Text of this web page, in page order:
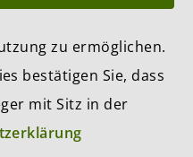
«FINANZPLÄTZE»
zu ermöglichen.
bestätigen Sie, dass
mit Sitz in der